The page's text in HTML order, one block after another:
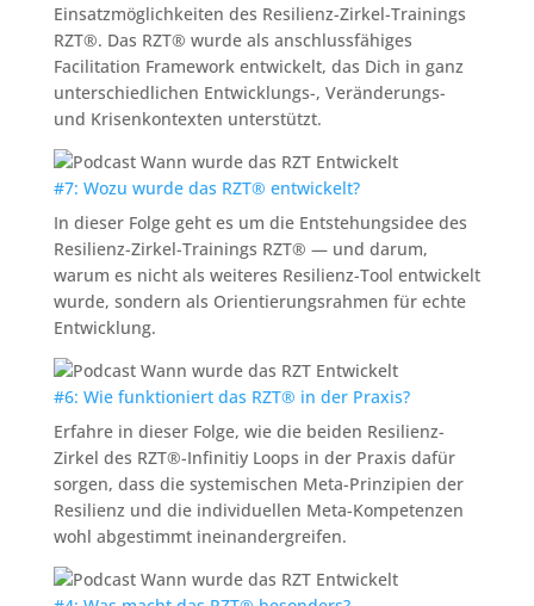
Einsatzmöglichkeiten des Resilienz-Zirkel-Trainings
RZT®. Das RZT® wurde als anschlussfähiges
Facilitation Framework entwickelt, das Dich in ganz
unterschiedlichen Entwicklungs-, Veränderungs-
und Krisenkontexten unterstützt.
#7: Wozu wurde das RZT® entwickelt?
In dieser Folge geht es um die Entstehungsidee des
Resilienz-Zirkel-Trainings RZT® — und darum,
warum es nicht als weiteres Resilienz-Tool entwickelt
wurde, sondern als Orientierungsrahmen für echte
Entwicklung.
#6: Wie funktioniert das RZT® in der Praxis?
Erfahre in dieser Folge, wie die beiden Resilienz-
Zirkel des RZT®-Infinitiy Loops in der Praxis dafür
sorgen, dass die systemischen Meta-Prinzipien der
Resilienz und die individuellen Meta-Kompetenzen
wohl abgestimmt ineinandergreifen.